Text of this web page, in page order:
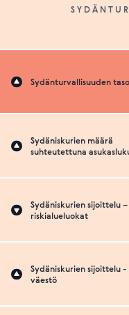
Sydänturvallisuuden taso
Sydäniskurien määrä
suhteutettuna
Sydäniskurien sijoittelu –
riskialueluokat
Sydäniskurien sijoittelu -
väestö